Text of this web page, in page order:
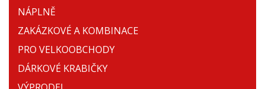
NÁPLNĚ
ZAKÁZKOVÉ A KOMBINACE
PRO VELKOOBCHODY
DÁRKOVÉ KRABIČKY